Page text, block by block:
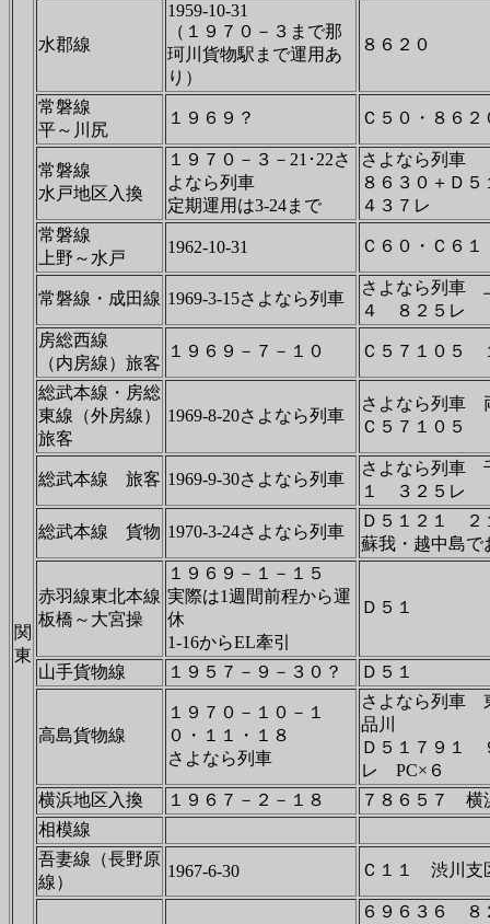
関
東
水郡線
1959-10-31
（１９７０－３まで那
珂川貨物駅まで運用あ
り）
８６２０
常磐線
平～川尻
１９６９？ Ｃ５０・８６２
常磐線
水戸地区入換
１９７０－３－21･22さ
よなら列車
定期運用は3-24まで
さよなら列車
８６３０＋Ｄ
４３７レ
常磐線
上野～水戸
1962-10-31 Ｃ６０・Ｃ６
常磐線・成田線 1969-3-15さよなら列車
さよなら列車
４ ８２５レ
房総西線
（内房線）旅客
１９６９－７－１０ Ｃ５７１０５
総武本線・房総
東線（外房線）
旅客
1969-8-20さよなら列車
さよなら列
Ｃ５７１０
総武本線 旅客 1969-9-30さよなら列車
さよなら列車
１ ３２５レ
総武本線 貨物 1970-3-24さよなら列車
Ｄ５１２１
蘇我・越中島で
赤羽線東北本線
板橋～大宮操
１９６９－１－１５
実際は1週間前程から運
休
1-16からEL牽引
Ｄ５１
山手貨物線 １９５７－９－３０？ Ｄ５１
高島貨物線
１９７０－１０－１
０・１１・１８
さよなら列車
さよなら列車
品川
Ｄ５１７９１
レ PC×６
横浜地区入換
１９６７－２－１８
７８６５７ 横
相模線
吾妻線（長野原
線）
1967-6-30 Ｃ１１ 渋川支
６９６３６